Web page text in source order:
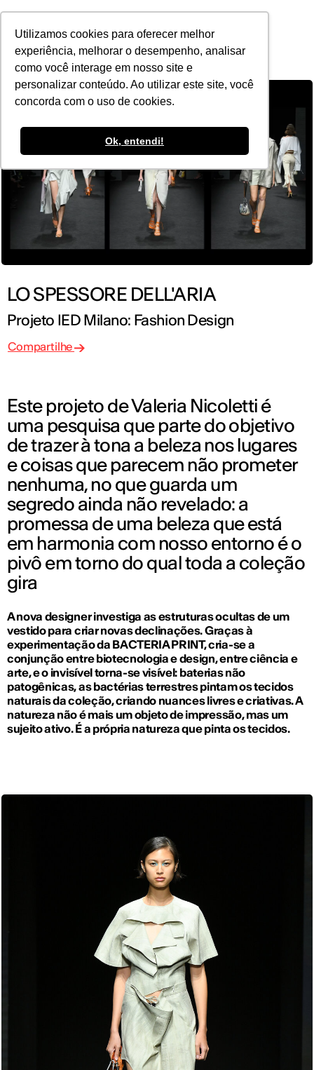
Utilizamos cookies para oferecer melhor
experiência, melhorar o desempenho, analisar
como você interage em nosso site e
personalizar conteúdo. Ao utilizar este site, você
concorda com o uso de cookies.
Ok, entendi!
POR
LO SPESSORE DELL'ARIA
Projeto IED Milano: Fashion Design
Compartilhe
Este projeto de Valeria Nicoletti é
uma pesquisa que parte do objetivo
de trazer à tona a beleza nos lugares
e coisas que parecem não prometer
nenhuma, no que guarda um
segredo ainda não revelado: a
promessa de uma beleza que está
em harmonia com nosso entorno é o
pivô em torno do qual toda a coleção
gira
A nova designer investiga as estruturas ocultas de um
vestido para criar novas declinações. Graças à
experimentação da BACTERIA PRINT, cria-se a
conjunção entre biotecnologia e design, entre ciência e
arte, e o invisível torna-se visível: baterias não
patogênicas, as bactérias terrestres pintam os tecidos
naturais da coleção, criando nuances livres e criativas. A
natureza não é mais um objeto de impressão, mas um
sujeito ativo. É a própria natureza que pinta os tecidos.